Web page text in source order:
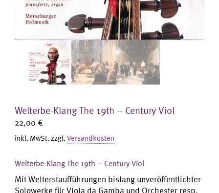
Welterbe-Klang The 19th – Century Viol
22,00 €
inkl. MwSt.zzgl.Versandkosten
Welterbe-Klang The 19th – Century Viol
Mit Welterstaufführungen bislang unveröffentlichter
Solowerke für Viola da Gamba und Orchester resp.